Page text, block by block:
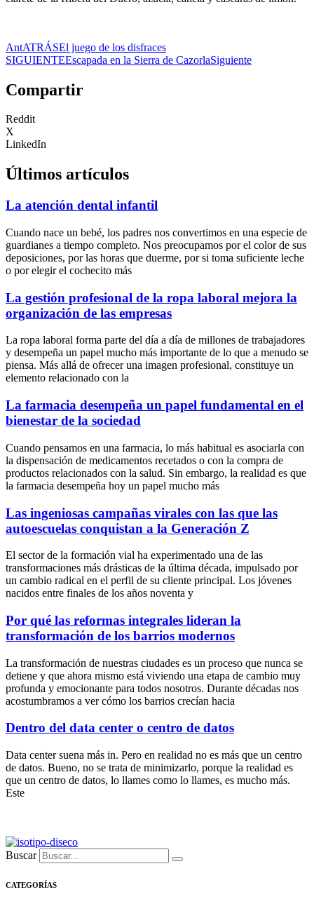
AntATRÁSEl juego de los disfraces
SIGUIENTEEscapada en la Sierra de CazorlaSiguiente
Compartir
Reddit
X
LinkedIn
Últimos artículos
La atención dental infantil
Cuando nace un bebé, los padres nos convertimos en una especie de
guardianes a tiempo completo. Nos preocupamos por el color de sus
deposiciones, por las horas que duerme, por si toma suficiente leche
o por elegir el cochecito más
La gestión profesional de la ropa laboral mejora la
organización de las empresas
La ropa laboral forma parte del día a día de millones de trabajadores
y desempeña un papel mucho más importante de lo que a menudo se
piensa. Más allá de ofrecer una imagen profesional, constituye un
elemento relacionado con la
La farmacia desempeña un papel fundamental en el
bienestar de la sociedad
Cuando pensamos en una farmacia, lo más habitual es asociarla con
la dispensación de medicamentos recetados o con la compra de
productos relacionados con la salud. Sin embargo, la realidad es que
la farmacia desempeña hoy un papel mucho más
Las ingeniosas campañas virales con las que las
autoescuelas conquistan a la Generación Z
El sector de la formación vial ha experimentado una de las
transformaciones más drásticas de la última década, impulsado por
un cambio radical en el perfil de su cliente principal. Los jóvenes
nacidos entre finales de los años noventa y
Por qué las reformas integrales lideran la
transformación de los barrios modernos
La transformación de nuestras ciudades es un proceso que nunca se
detiene y que ahora mismo está viviendo una etapa de cambio muy
profunda y emocionante para todos nosotros. Durante décadas nos
acostumbramos a ver cómo los barrios crecían hacia
Dentro del data center o centro de datos
Data center suena más in. Pero en realidad no es más que un centro
de datos. Bueno, no se trata de minimizarlo, porque la realidad es
que un centro de datos, lo llames como lo llames, es mucho más.
Este
Buscar
CATEGORÍAS